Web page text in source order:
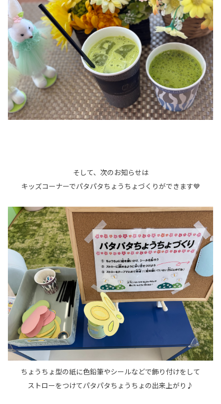
そして、次のお知らせは
キッズコーナーでパタパタちょうちょづくりができます💙
ちょうちょ型の紙に色鉛筆やシールなどで飾り付けをして
ストローをつけてパタパタちょうちょの出来上がり♪